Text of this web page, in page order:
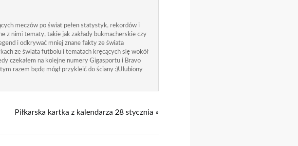
meczów po świat pełen statystyk, rekordów i
z nimi tematy, takie jak zakłady bukmacherskie czy
i odkrywać mniej znane fakty ze świata
ze świata futbolu i tematach kręcących się wokół
czekałem na kolejne numery Gigasportu i Bravo
razem będę mógł przykleić do ściany :)Ulubiony
Piłkarska kartka z kalendarza 28 stycznia »